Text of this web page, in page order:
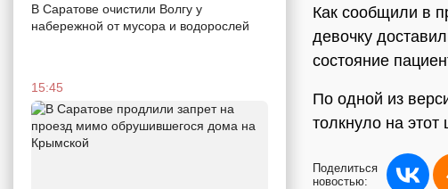
В Саратове очистили Волгу у
набережной от мусора и водорослей
15:45
Как сообщили в
девочку
состояние
По одной из
толкнуло на этот
Поделиться
новостью: